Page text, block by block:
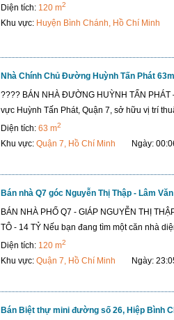
Diện tích: 120 m2
Khu vực: Huyện Bình Chánh, Hồ Chí Minh
Nhà Chính Chủ Đường Huỳnh Tấn Phát
???? BÁN NHÀ ĐƯỜNG HUỲNH TẤN PHÁT
vực Huỳnh Tấn Phát, Quận 7, sở hữu vị trí
Diện tích: 63 m2
Khu vực: Quận 7, Hồ Chí Minh Ngày:
Bán nhà Q7 góc Nguyễn Thị Thập - Lâm
BÁN NHÀ PHỐ Q7 - GIÁP NGUYỄN THỊ
TÔ - 14 TỶ Nếu bạn đang tìm một căn nhà
Diện tích: 120 m2
Khu vực: Quận 7, Hồ Chí Minh Ngày:
Bán Biệt thự mini đường số 26, Hiệp Bình